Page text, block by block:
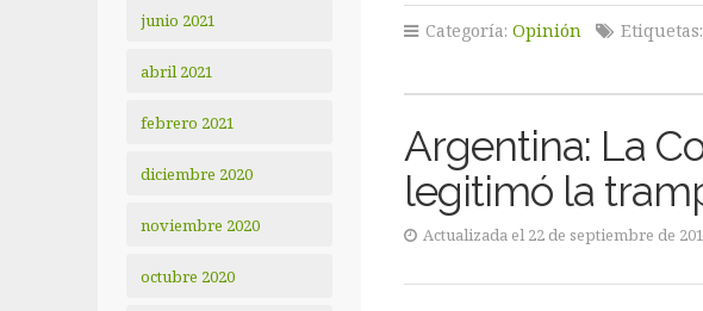
junio 2021
abril 2021
febrero 2021
diciembre 2020
noviembre 2020
octubre 2020
Categoría: Opinión Etiquetas:
Argentina: La
legitimó la
Actualizada el 22 de septiembre de